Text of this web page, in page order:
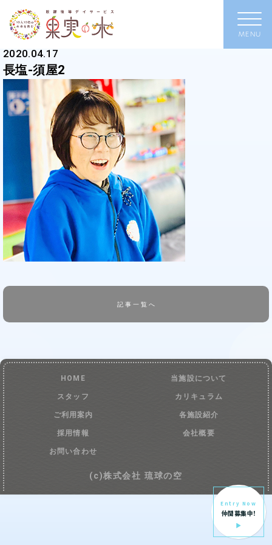
2020.04.17
長塩-須屋2
記事一覧へ
Entry Now
仲間募集中!
HOME 当施設について
スタッフ カリキュラム
ご利用案内 各施設紹介
採用情報 会社概要
お問い合わせ
(c)株式会社 琉球の空